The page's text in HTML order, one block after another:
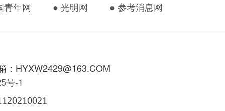
青年网 ● 光明网 ● 参考消息网
HYXW2429@163.COM
号-1